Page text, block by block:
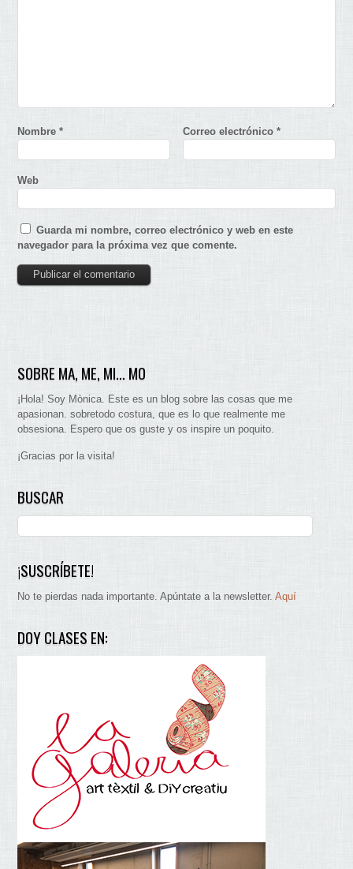
Nombre* Correo electrónico*
Web
Guarda mi nombre, correo electrónico y web en este
navegador para la próxima vez que comente.
SOBRE MA, ME, MI… MO
¡Hola! Soy Mònica. Este es un blog sobre las cosas que me
apasionan. sobretodo costura, que es lo que realmente me
obsesiona. Espero que os guste y os inspire un poquito.
¡Gracias por la visita!
BUSCAR
¡SUSCRÍBETE!
No te pierdas nada importante. Apúntate a la newsletter.Aquí
DOY CLASES EN: